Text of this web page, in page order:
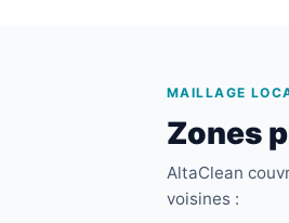
MAILLAGE
Zones
AltaClean
voisines :